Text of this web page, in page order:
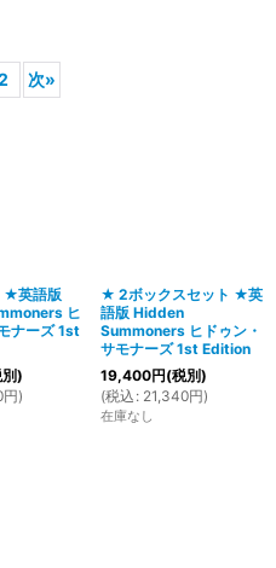
次»
★英語版
ヒ
ナーズ 1st
)
円)
★ 2ボックスセット ★英
語版 Hidden
Summoners ヒドゥン・
サモナーズ 1st Edition
19,400円(税別)
(税込 : 21,340円)
在庫なし